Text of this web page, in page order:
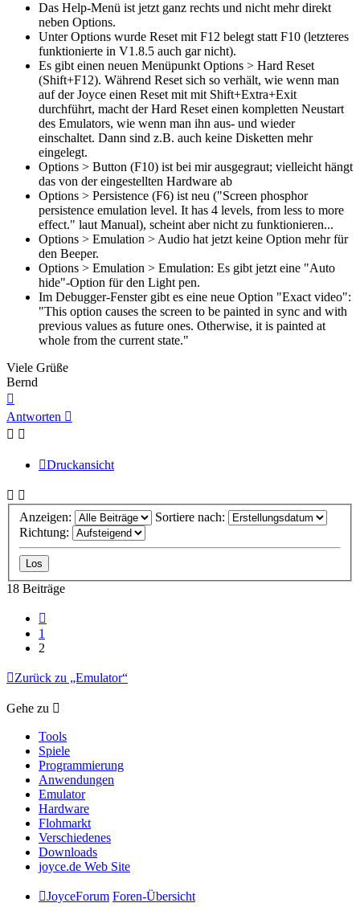
Das Help-Menü ist jetzt ganz rechts und nicht mehr direkt
neben Options.
Unter Options wurde Reset mit F12 belegt statt F10 (letzteres
funktionierte in V1.8.5 auch gar nicht).
Es gibt einen neuen Menüpunkt Options > Hard Reset
(Shift+F12). Während Reset sich so verhält, wie wenn man
auf der Joyce einen Reset mit mit Shift+Extra+Exit
durchführt, macht der Hard Reset einen kompletten Neustart
des Emulators, wie wenn man ihn aus- und wieder
einschaltet. Dann sind z.B. auch keine Disketten mehr
eingelegt.
Options > Button (F10) ist bei mir ausgegraut; vielleicht hängt
das von der eingestellten Hardware ab
Options > Persistence (F6) ist neu ("Screen phosphor
persistence emulation level. It has 4 levels, from less to more
effect." laut Manual), scheint aber nicht zu funktionieren...
Options > Emulation > Audio hat jetzt keine Option mehr für
den Beeper.
Options > Emulation > Emulation: Es gibt jetzt eine "Auto
hide"-Option für den Light pen.
Im Debugger-Fenster gibt es eine neue Option "Exact video":
"This option causes the screen to be painted in sync and with
previous values as future ones. Otherwise, it is painted at
whole from the current state."
Viele Grüße
Bernd
oben
Antworten
Druckansicht
Anzeigen:
Sortiere nach:
Richtung:
18 Beiträge
1
2
Zurück zu „Emulator“
Gehe zu
Tools
Spiele
Programmierung
Anwendungen
Emulator
Hardware
Flohmarkt
Verschiedenes
Downloads
joyce.de Web Site
JoyceForum Foren-Übersicht